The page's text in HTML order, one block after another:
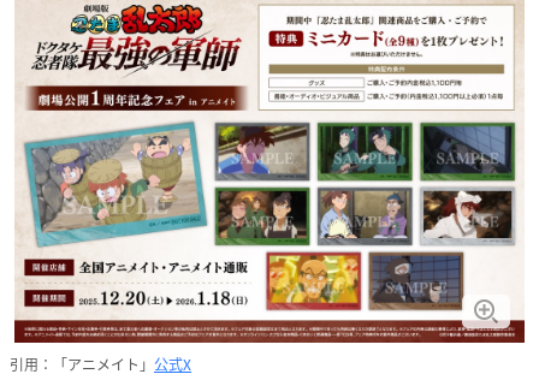
引用：「アニメイト」 公式X